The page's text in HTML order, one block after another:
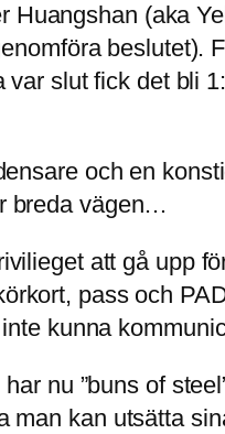
Huangshan (aka
beslutet).
var slut fick det bli
och en
breda vägen…
att gå upp
pass och
kunna
nu ”buns of
kan utsätta